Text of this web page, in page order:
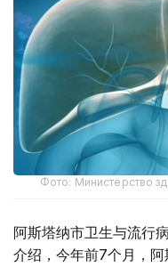
Фото: Министерство
阿斯塔纳市卫生与流行
介绍，今年前7个月，